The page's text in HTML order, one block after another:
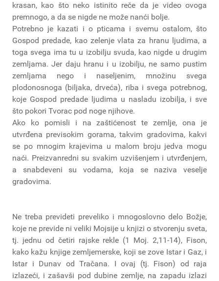
krasan, kao što neko istinito reče da je video ovoga
premnogo, a da se nigde ne može nanći bolje.
Potrebno je kazati i o pticama i svemu ostalom, što
Gospod predade, kao zelenje vlata za hranu ljudima, a
toga svega ima tu u izobilju svuda, kao nigde u drugim
zemljama. Jer daju hranu i u izobilju, ne samo pustim
zemljama nego i naseljenim, množinu svega
plodonosnoga (biljaka, drveća), riba i svega potrebnog,
koje Gospod predade ljudima u nasladu izobilja, i sve
što pokori Tvorac pod noge njihove.
Ako ko pomisli i na zaštićenost te zemlje, ona je
utvrđena previsokim gorama, takvim gradovima, kakvi
se po mnogim krajevima u malom broju jedva mogu
naći. Preizvanredni su svakim uzvišenjem i utvrđenjem,
a snabdeveni su vodama, koja se naziva veselje
gradovima.
Ne treba prevideti preveliko i mnogoslovno delo Božje,
koje ne previde ni veliki Mojsije u knjizi o stvorenju sveta,
tj. jednu od četiri rajske rekle (1 Moj. 2,11-14), Fison,
kako kažu knjige zemljemerske, koji se zove Istar i Gaz, i
Istar i Dunav od Tračana. I ovaj (tj. Fison) od raja
izlazeći, i zašavši pod dubine zemlje, na zapadu izlazi